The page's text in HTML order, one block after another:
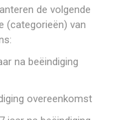
de volgende
(categorieën) van
na beëindiging
overeenkomst